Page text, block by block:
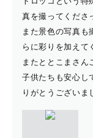
真を撮ってくださ
また景色の写真も
らに彩りを加えて
またととこまさん
子供たちも安心し
りがとうございま